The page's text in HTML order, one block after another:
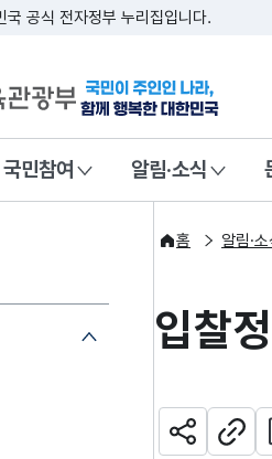
국 공식 전자정부 누리집입니다.
광부국민이 주인
국민참여 알림·소식
홈 알림·소
입찰
공유하기주소